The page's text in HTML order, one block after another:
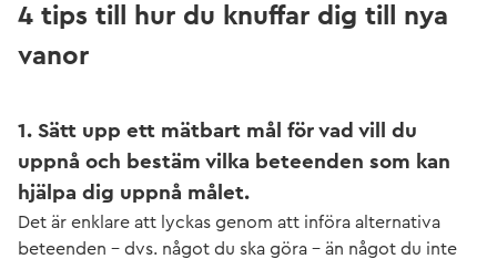
4 tips till hur du knuffar dig till nya
vanor
1. Sätt upp ett mätbart mål för vad vill du
uppnå och bestäm vilka beteenden som kan
hjälpa dig uppnå målet.
Det är enklare att lyckas genom att införa alternativa
beteenden - dvs. något du ska göra – än något du inte